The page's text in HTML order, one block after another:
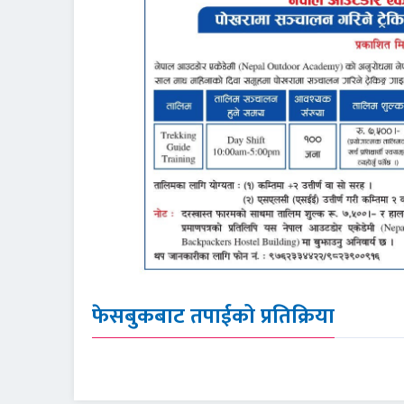
फेसबुकबाट तपाईको प्रतिक्रिया